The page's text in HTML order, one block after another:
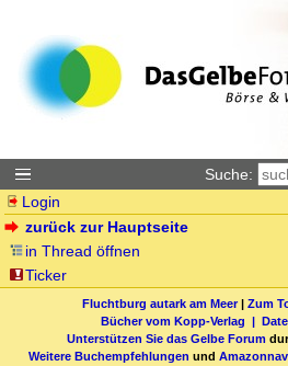
Suche:
Login
zurück zur Hauptseite
in Thread öffnen
Ticker
Fluchtburg autark am Meer| Zum
Bücher vom Kopp-Verlag |
Unterstützen Sie das Gelbe Forum
Weitere Buchempfehlungen und